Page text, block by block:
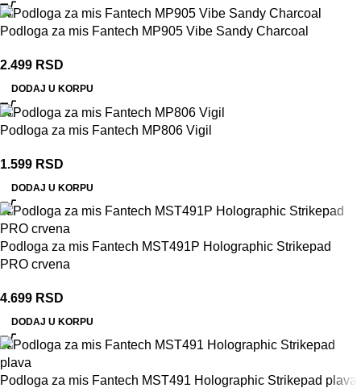
Podloga za mis Fantech MP905 Vibe Sandy Charcoal
2.499 RSD
DODAJ U KORPU
Podloga za mis Fantech MP806 Vigil
1.599 RSD
DODAJ U KORPU
Podloga za mis Fantech MST491P Holographic Strikepad
PRO crvena
4.699 RSD
DODAJ U KORPU
Podloga za mis Fantech MST491 Holographic Strikepad plava